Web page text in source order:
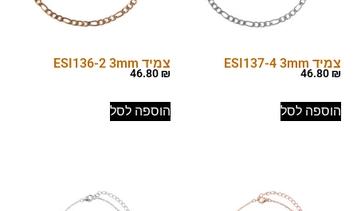
צמיד ESI137-4 3mm
46.80₪
הוספה לסל
צמיד ESI136-2 3mm
46.80₪
הוספה לסל